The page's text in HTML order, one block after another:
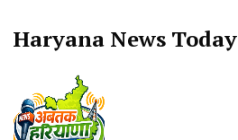
Haryana News Today